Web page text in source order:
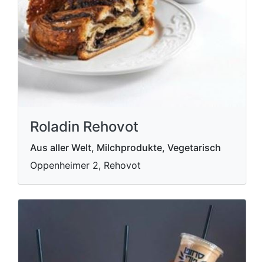
Roladin Rehovot
Aus aller Welt, Milchprodukte, Vegetarisch
Oppenheimer 2, Rehovot